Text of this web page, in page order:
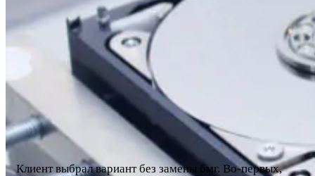
Клиент выбрал вариант без замены бмг. Во-первых,